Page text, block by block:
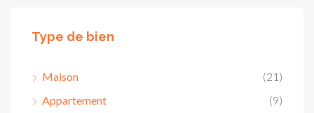
Type de bien
Maison
(21)
Appartement
(9)